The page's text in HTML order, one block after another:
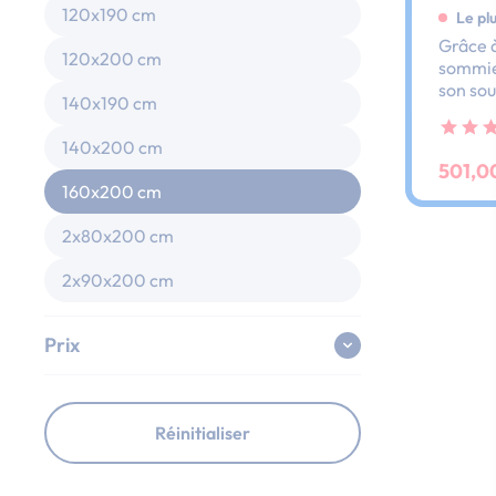
120x190 cm
120x200 cm
140x190 cm
140x200 cm
160x200 cm
2x80x200 cm
2x90x200 cm
Prix
Réinitialiser
Le
Grâce
son
dos
ses
au